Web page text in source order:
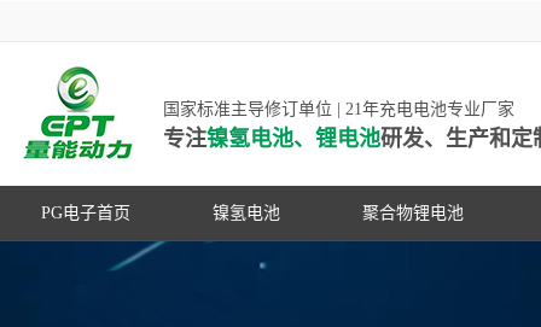
国家标准主导修订单位 | 21年充电电池专业厂家
专注镍氢电池、锂电池研发、生产和定
PG电子首页 镍氢电池 聚合物锂电池